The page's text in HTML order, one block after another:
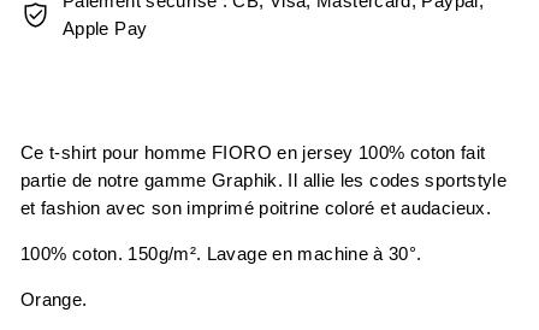
Apple Pay
Ce t-shirt pour homme FIORO en jersey 100% coton fait
partie de notre gamme Graphik. Il allie les codes sportstyle
et fashion avec son imprimé poitrine coloré et audacieux.
100% coton. 150g/m². Lavage en machine à 30°.
Orange.